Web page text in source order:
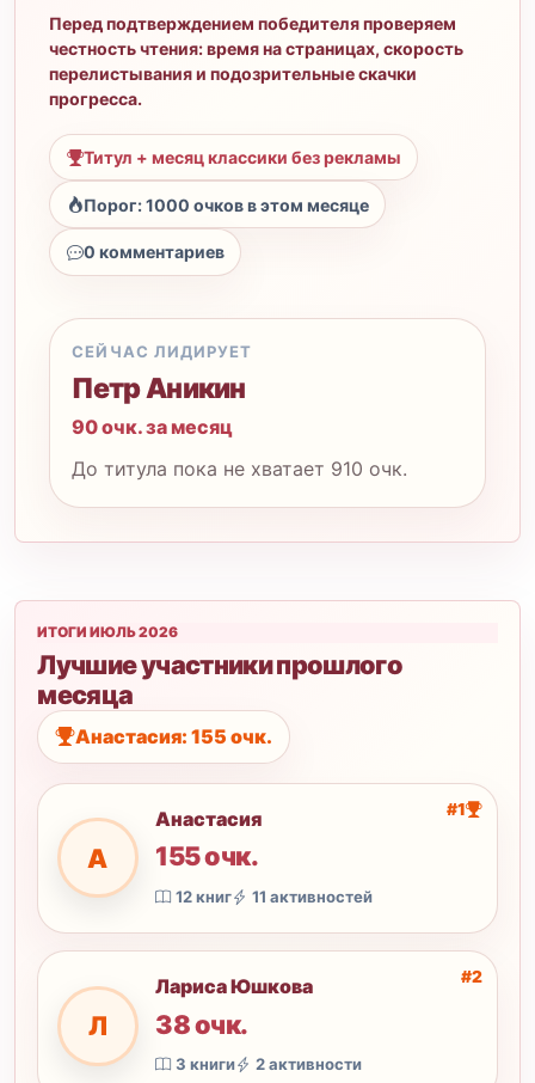
Перед подтверждением победителя проверяем
честность чтения: время на страницах, скорость
перелистывания и подозрительные скачки
прогресса.
Титул + месяц классики без рекламы
Порог: 1000 очков в этом месяце
0 комментариев
СЕЙЧАС ЛИДИРУЕТ
Петр Аникин
90 очк. за месяц
До титула пока не хватает 910 очк.
ИТОГИ ИЮЛЬ 2026
Лучшие участники прошлого
месяца
Анастасия: 155 очк.
#1
А
Анастасия
155 очк.
12 книг 11 активностей
#2
Л
Лариса Юшкова
38 очк.
3 книги 2 активности